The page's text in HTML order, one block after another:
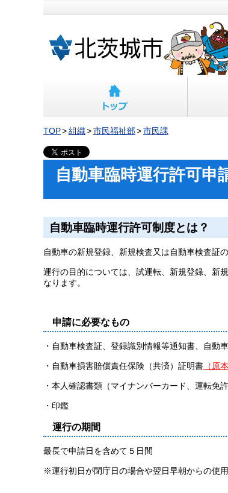
TOP 組織 市民福祉部 市民課
自動車臨時運行許可申
自動車臨時運行許可制度とは？
自動車の新規登録、新規検査又は自動車検査証
運行の目的については、試運転、新規登録、新
なります。
申請に必要なもの
・自動車検査証、登録識別情報等通知書、自動
・自動車損害賠償責任保険（共済）証明書 （原本
・本人確認書類（マイナンバーカード、運転免許
・印鑑
運行の期間
最長で申請日を含めて５日間
※運行初日が閉庁日の場合や翌日早朝からの使